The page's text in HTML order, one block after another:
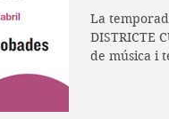
La
DISTRICTE
de música i